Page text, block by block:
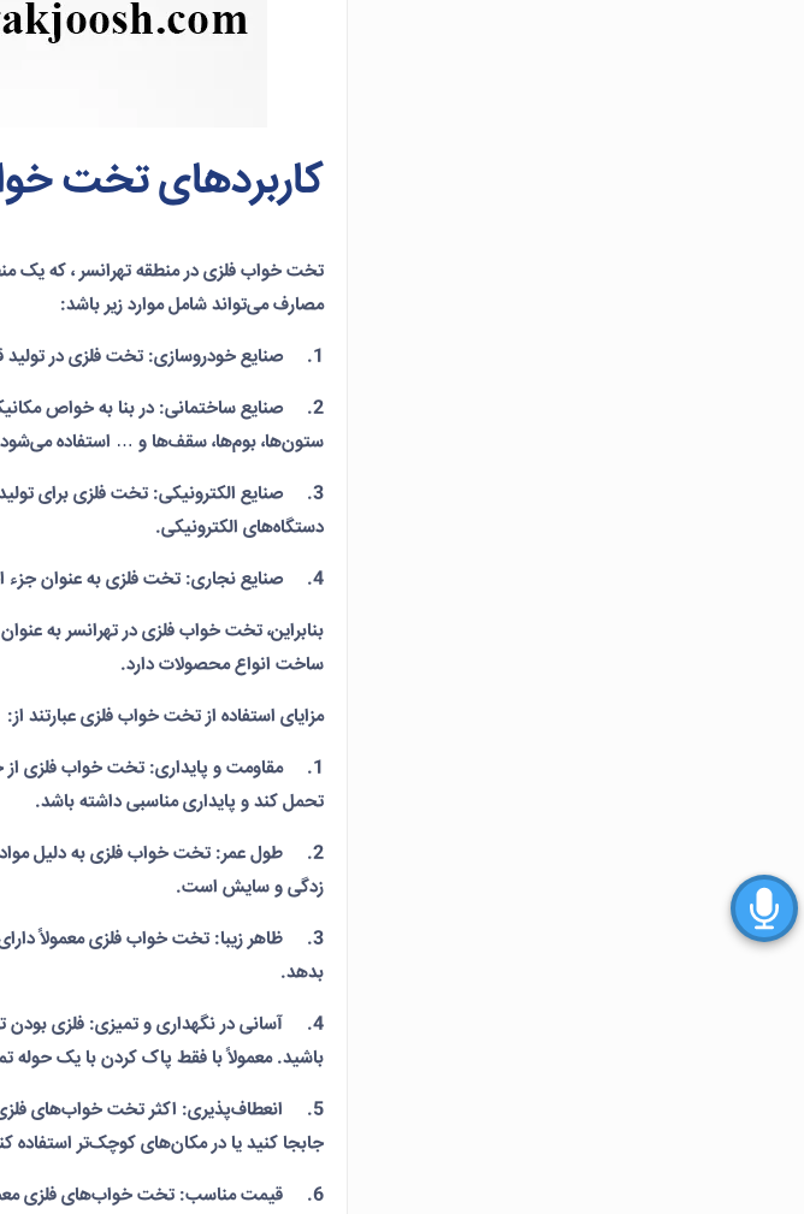
کاربردهای تخت
تخت خواب فلزی در منطقه تهرانسر، که یک
مصارف می‌تواند شامل موارد زیر باشد:
1. صنایع خودروسازی: تخت فلزی در تولید قطعات خودروها مانند پنل‌ها، درب‌ها، کاپوت، پشت صندوق و … به کار می‌رود.
2. صنایع ساختمانی: در بنا به خواص
ستون‌ها، بوم‌ها، سقف‌ها و … استفاده
3. صنایع الکترونیکی: تخت فلزی برای
دستگاه‌های الکترونیکی.
4. صنایع نجاری: تخت فلزی به عنوان جزء اصلی قطعات مختلف مبلمان و محصولات نجاری به کار می‌رود.
بنابراین، تخت خواب فلزی در تهرانسر به
ساخت انواع محصولات دارد.
مزایای استفاده از تخت خواب فلزی عبارتند از:
1. مقاومت و پایداری: تخت خواب فلزی از
تحمل کند و پایداری مناسبی داشته باشد.
2. طول عمر: تخت خواب فلزی به دلیل مواد
زدگی و سایش است.
3. ظاهر زیبا: تخت خواب فلزی معمولاً
بدهد.
4. آسانی در نگهداری و تمیزی: فلزی بودن
باشید. معمولاً با فقط پاک کردن با یک
5. انعطاف‌پذیری: اکثر تخت خواب‌های
جابجا کنید یا در مکان‌های کوچک‌تر استفاده
6. قیمت مناسب: تخت خواب‌های فلزی